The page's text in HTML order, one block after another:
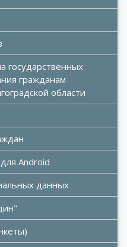
государственных
гражданам
области
Android
данных